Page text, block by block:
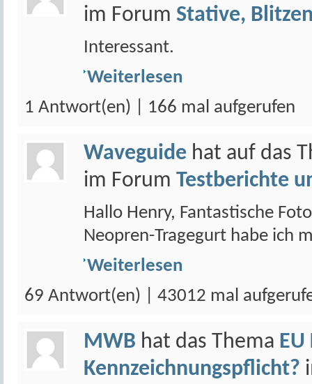
im Forum Stative,
Interessant.
Weiterlesen
1 Antwort(en) | 166 mal aufgerufen
Waveguide hat auf das
im Forum Testberichte
Hallo Henry, Fantastische
Neopren-Tragegurt habe ich
Weiterlesen
69 Antwort(en) | 43012 mal
MWB hat das Thema
Kennzeichnungspflicht?